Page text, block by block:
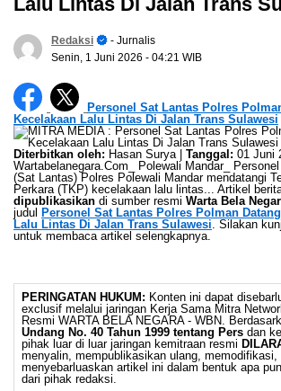
Redaksi
- Jurnalis
Senin, 1 Juni 2026 - 04:21 WIB
Personel Sat Lantas Polres
Kecelakaan Lalu Lintas Di Jalan Trans Sulawesi
Diterbitkan oleh: Hasan Surya | Tanggal: 01 Juni
Wartabelanegara.Com_ Polewali Mandar_
(Sat Lantas) Polres Polewali Mandar mendatangi
Perkara (TKP) kecelakaan lalu lintas... Artikel
dipublikasikan di sumber resmi Warta Bela
judul Personel Sat Lantas Polres Polman
Lalu Lintas Di Jalan Trans Sulawesi. Silakan
untuk membaca artikel selengkapnya.
PERINGATAN HUKUM: Konten ini dapat
exclusif melalui jaringan Kerja Sama Mitra
Resmi WARTA BELA NEGARA - WBN.
Undang No. 40 Tahun 1999 tentang Pers dan
pihak luar di luar jaringan kemitraan resmi
menyalin, mempublikasikan ulang, memodifikasi,
menyebarluaskan artikel ini dalam bentuk apa
dari pihak redaksi.